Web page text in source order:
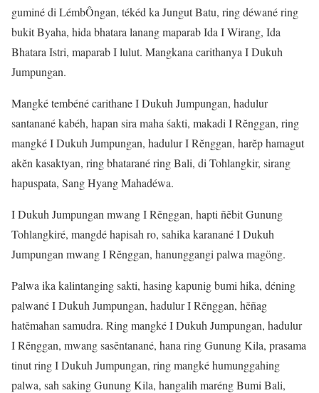
guminé di LémbÔngan, tékéd ka Jungut Batu, ring déwané ring
bukit Byaha, hida bhatara lanang maparab Ida I Wirang, Ida
Bhatara Istri, maparab I lulut. Mangkana carithanya I Dukuh
Jumpungan.
Mangké tembéné carithane I Dukuh Jumpungan, hadulur
santanané kabéh, hapan sira maha śakti, makadi I Rĕnggan, ring
mangké I Dukuh Jumpungan, hadulur I Rĕnggan, harĕp hamagut
akĕn kasaktyan, ring bhatarané ring Bali, di Tohlangkir, sirang
hapuspata, Sang Hyang Mahadéwa.
I Dukuh Jumpungan mwang I Rĕnggan, hapti ñĕbit Gunung
Tohlangkiré, mangdé hapisah ro, sahika karanané I Dukuh
Jumpungan mwang I Rĕnggan, hanunggangi palwa magöng.
Palwa ika kalintanging sakti, hasing kapunig bumi hika, déning
palwané I Dukuh Jumpungan, hadulur I Rĕnggan, hĕñag
hatĕmahan samudra. Ring mangké I Dukuh Jumpungan, hadulur
I Rĕnggan, mwang sasĕntanané, hana ring Gunung Kila, prasama
tinut ring I Dukuh Jumpungan, ring mangké humunggahing
palwa, sah saking Gunung Kila, hangalih maréng Bumi Bali,